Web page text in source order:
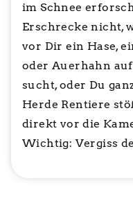
im Schnee
Erschrecke nicht,
vor Dir ein Hase,
oder Auerhahn
sucht, oder Du
Herde Rentiere
direkt vor die
Wichtig: Vergiss